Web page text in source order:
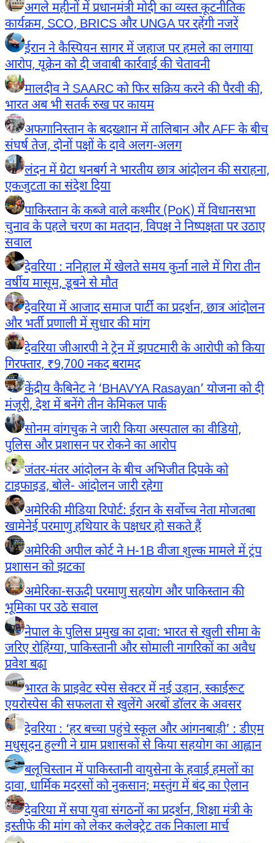
अगले महीनों में प्रधानमंत्री मोदी का व्यस्त कूटनीतिक
कार्यक्रम, SCO, BRICS और UNGA पर रहेंगी नजरें
ईरान ने कैस्पियन सागर में जहाज पर हमले का लगाया
आरोप, यूक्रेन को दी जवाबी कार्रवाई की चेतावनी
मालदीव ने SAARC को फिर सक्रिय करने की पैरवी की,
भारत अब भी सतर्क रुख पर कायम
अफगानिस्तान के बदख्शान में तालिबान और AFF के बीच
संघर्ष तेज, दोनों पक्षों के दावे अलग-अलग
लंदन में ग्रेटा थनबर्ग ने भारतीय छात्र आंदोलन की सराहना,
एकजुटता का संदेश दिया
पाकिस्तान के कब्जे वाले कश्मीर (PoK) में विधानसभा
चुनाव के पहले चरण का मतदान, विपक्ष ने निष्पक्षता पर उठाए
सवाल
देवरिया : ननिहाल में खेलते समय कुर्ना नाले में गिरा तीन
वर्षीय मासूम, डूबने से मौत
देवरिया में आजाद समाज पार्टी का प्रदर्शन, छात्र आंदोलन
और भर्ती प्रणाली में सुधार की मांग
देवरिया जीआरपी ने ट्रेन में झपटमारी के आरोपी को किया
गिरफ्तार, ₹9,700 नकद बरामद
केंद्रीय कैबिनेट ने ‘BHAVYA Rasayan’ योजना को दी
मंजूरी, देश में बनेंगे तीन केमिकल पार्क
सोनम वांगचुक ने जारी किया अस्पताल का वीडियो,
पुलिस और प्रशासन पर रोकने का आरोप
जंतर-मंतर आंदोलन के बीच अभिजीत दिपके को
टाइफाइड, बोले- आंदोलन जारी रहेगा
अमेरिकी मीडिया रिपोर्ट: ईरान के सर्वोच्च नेता मोजतबा
खामेनेई परमाणु हथियार के पक्षधर हो सकते हैं
अमेरिकी अपील कोर्ट ने H-1B वीजा शुल्क मामले में ट्रंप
प्रशासन को झटका
अमेरिका-सऊदी परमाणु सहयोग और पाकिस्तान की
भूमिका पर उठे सवाल
नेपाल के पुलिस प्रमुख का दावा: भारत से खुली सीमा के
जरिए रोहिंग्या, पाकिस्तानी और सोमाली नागरिकों का अवैध
प्रवेश बढ़ा
भारत के प्राइवेट स्पेस सेक्टर में नई उड़ान, स्काईरूट
एयरोस्पेस की सफलता से खुलेंगे अरबों डॉलर के अवसर
देवरिया : ‘हर बच्चा पहुंचे स्कूल और आंगनबाड़ी’ : डीएम
मधुसूदन हुल्गी ने ग्राम प्रशासकों से किया सहयोग का आह्वान
बलूचिस्तान में पाकिस्तानी वायुसेना के हवाई हमलों का
दावा, धार्मिक मदरसों को नुकसान; मस्तुंग में बंद का ऐलान
देवरिया में सपा युवा संगठनों का प्रदर्शन, शिक्षा मंत्री के
इस्तीफे की मांग को लेकर कलेक्ट्रेट तक निकाला मार्च